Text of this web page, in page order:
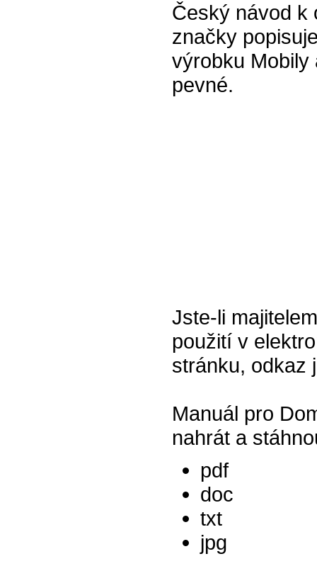
Český návod k
značky
výrobku Mobily
pevné.
Jste-li
použití v
stránku, odkaz
Manuál pro
nahrát a
pdf
doc
txt
jpg